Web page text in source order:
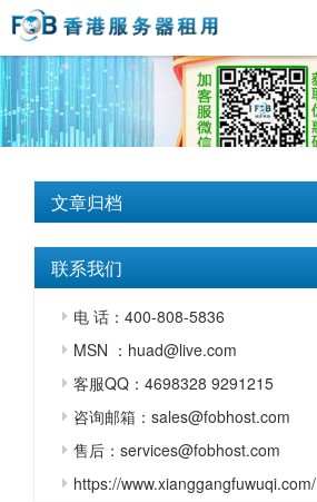
文章归档
联系我们
电 话：400-808-5836
MSN ：huad@live.com
客服QQ：4698328 9291215
咨询邮箱：sales@fobhost.com
售后：services@fobhost.com
https://www.xianggangfuwuqi.com/